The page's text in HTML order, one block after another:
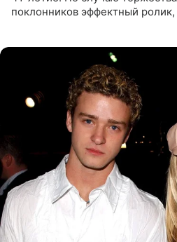
поклонников эффектный